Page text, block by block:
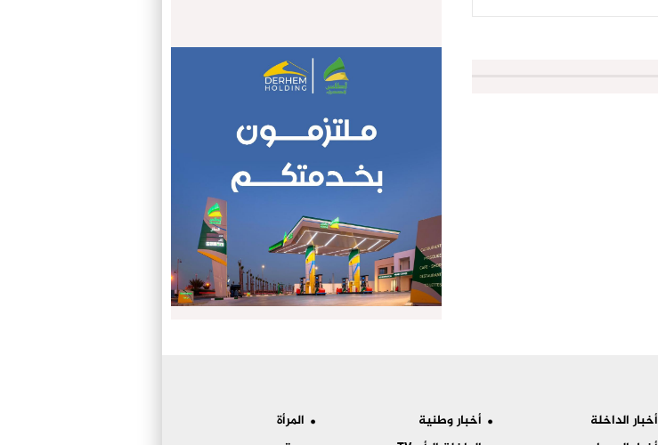
أخبار الداخلة
أخبار وطنية
المرأة